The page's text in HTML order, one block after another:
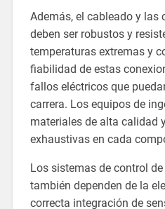
Además, el cableado y las
deben ser robustos y
temperaturas extremas y
fiabilidad de estas
fallos eléctricos que
carrera. Los equipos de
materiales de alta calidad
exhaustivas en cada
Los sistemas de control
también dependen de la
correcta integración de